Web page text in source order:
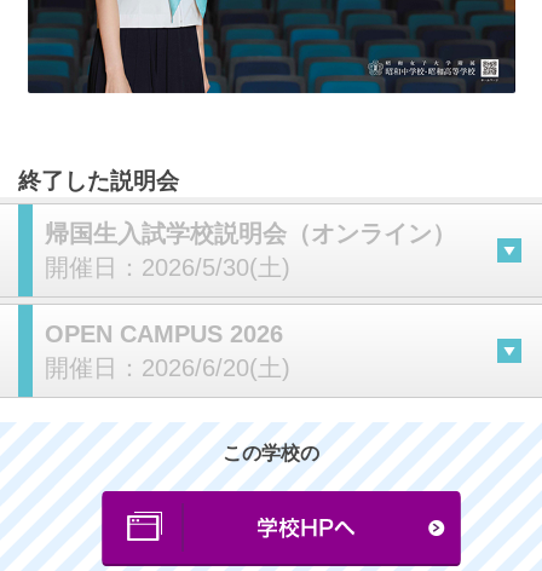
終了した説明会
帰国生入試学校説明会（オンライン）
開催日： 2026/5/30(土)
OPEN CAMPUS 2026
開催日： 2026/6/20(土)
この学校の